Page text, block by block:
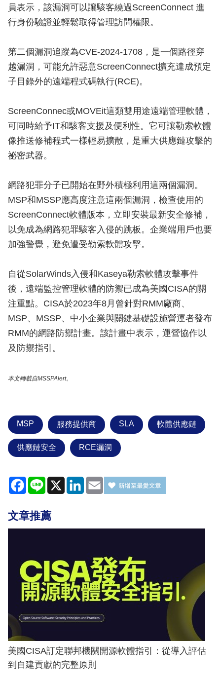
員表示，該漏洞可以讓駭客繞過ScreenConnect 進
行身份驗證並輕鬆取得管理訪問權限。
第二個漏洞追蹤為CVE-2024-1708，是一個路徑穿
越漏洞，可能允許惡意ScreenConnect擴充達成預定
子目錄外的遠端程式碼執行(RCE)。
ScreenConnec或MOVEit這類雙用途遠端管理軟體，
可同時給予IT和駭客支援及便利性。它可讓勒索軟體
像推送修補程式一樣輕易擴散，是重大供應鏈攻擊的
祕密武器。
網路犯罪分子已開始在野外積極利用這兩個漏洞。
MSP和MSSP應高度注意這兩個漏洞，檢查使用的
ScreenConnect軟體版本，立即安裝最新安全修補，
以免成為網路犯罪駭客入侵的跳板。企業端用戶也要
加強警覺，避免遭受勒索軟體攻擊。
自從SolarWinds入侵和Kaseya勒索軟體攻擊事件
後，遠端監控管理軟體的防禦已成為美國CISA的關
注重點。CISA於2023年8月曾針對RMM廠商、
MSP、MSSP、中小企業與關鍵基礎設施營運者發布
RMM的網路防禦計畫。該計畫中表示，運營協作以
及防禦指引。
本文轉載自MSSPAlert。
MSP 服務提供商 SLA 軟體供應鏈
供應鏈安全 RCE漏洞
Facebook
Line X LinkedIn
Email
文章推薦
美國CISA訂定聯邦機關開源軟體指引：從導入評估
到自建貢獻的完整原則